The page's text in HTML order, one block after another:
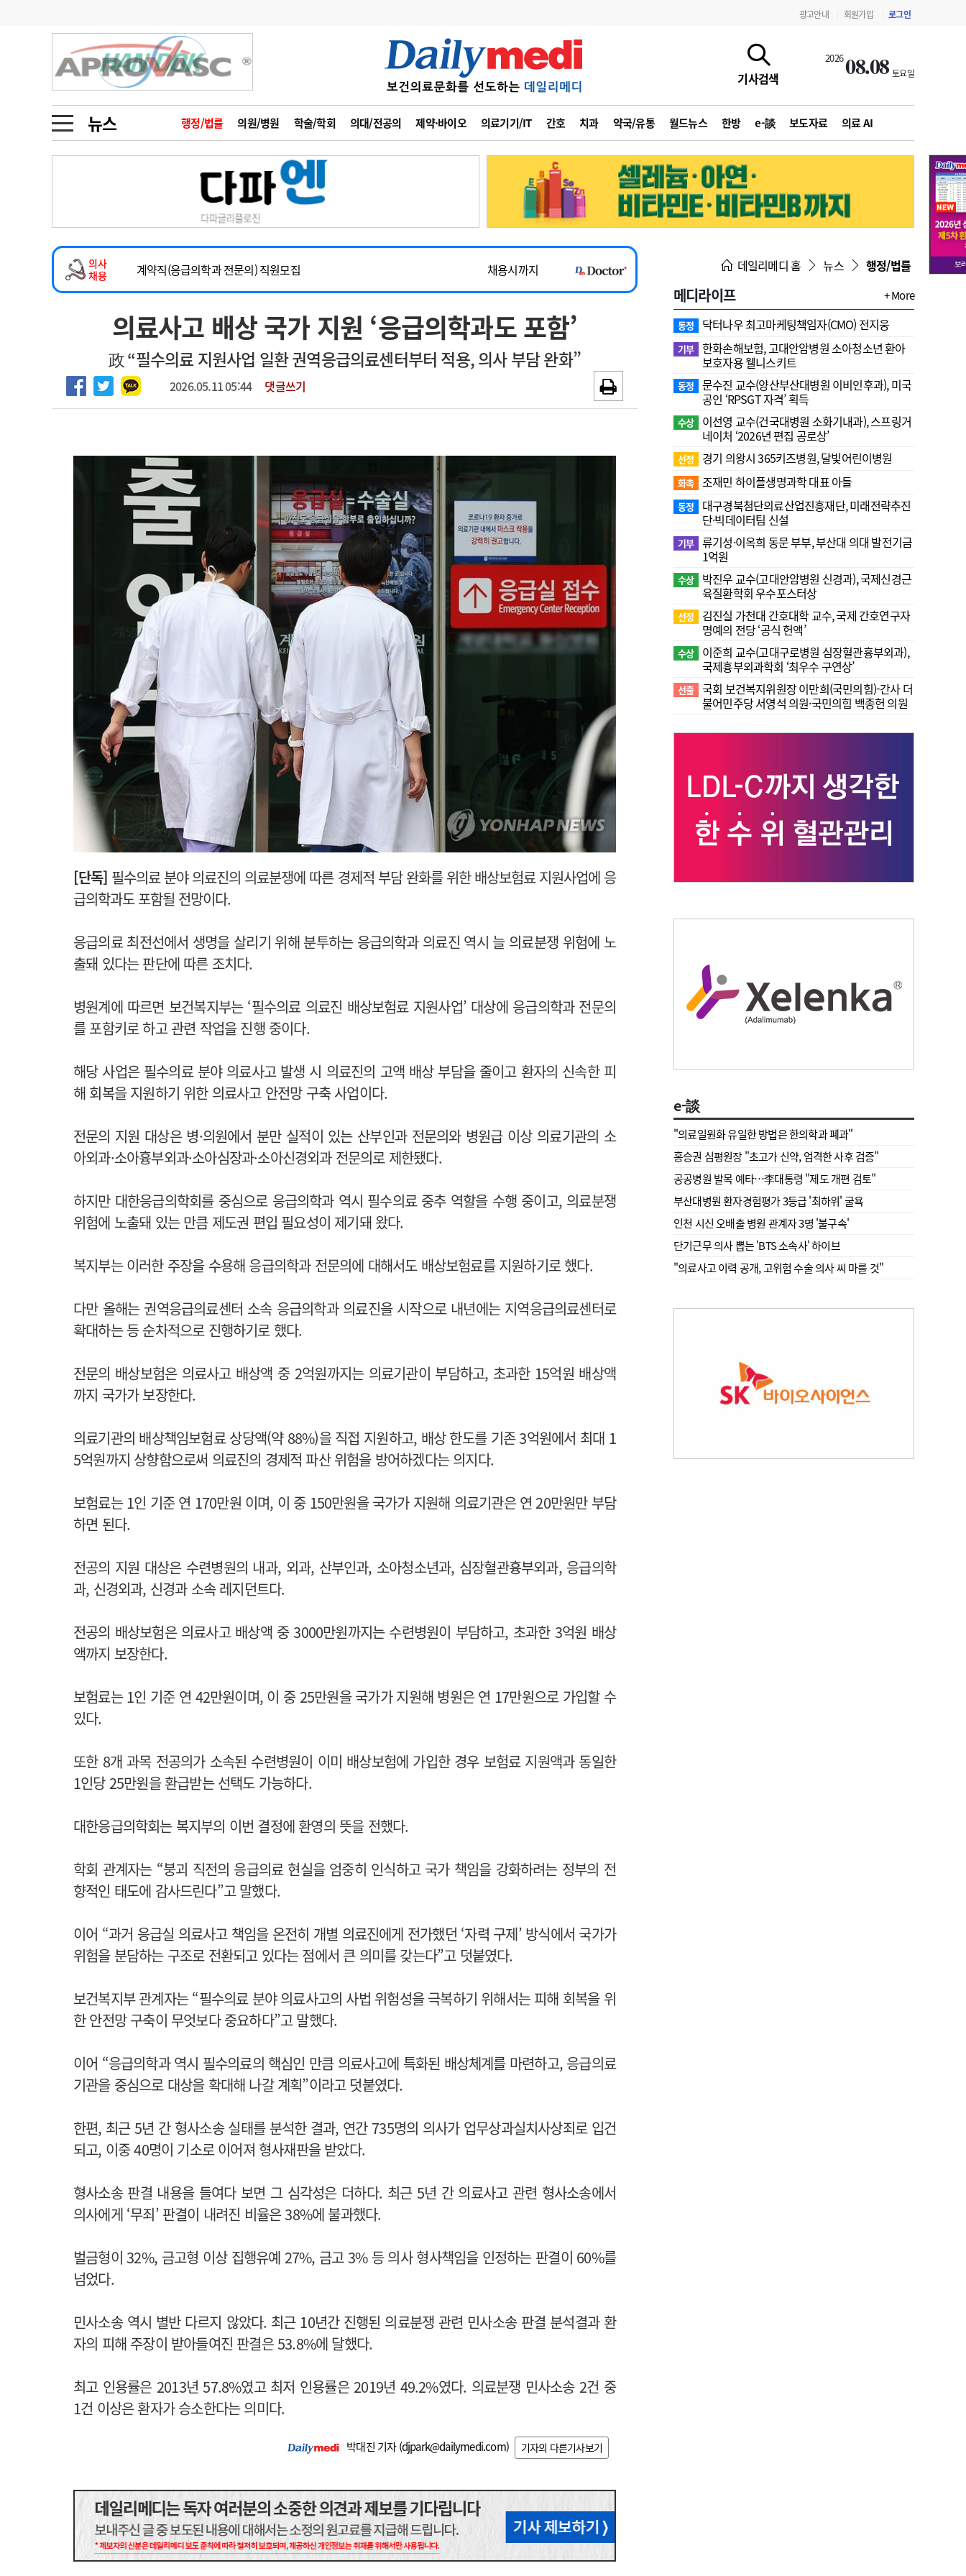
광고안내 회원가입 로그인
기사검색
202608.08 토요일
뉴스 행정/법률 의원/병원 학술/학회 의대/전공의 제약·바이오 의료기기/IT 간호 치과 약국/유통 월드뉴스 한방 e-談 보도자료 의료 AI
금주의 검색어
1
의사인력 수급 추계
2
성분명 처방
3
AI의료
4
전공의 모집 결과
6
관리급여 실시
지필공 지원책
수련환경 개선
의과대학 입시
메디인포 인사 사고
오피니언 칼럼 수첩
인물 초대석 피플
동영상뉴스
포토뉴스
메디 Hospital 지역병원 중소병원
인포메이션 행정처분 판례 정책/통계 공시 지침·기준·평가 약제급여 심사 결과
회사소개 법적고지 광고안내
의사
채용
2026년 하반기 인턴 모집
~2026-08-31
마취통증의학과 임기제 임상의사 채용
채용시까지
계약직(응급의학과 전문의) 직원모집
채용시까지
하반기 전공의(레지던트1년차) 모집
~2026-08-15
2026년 하반기 인턴 모집
~2026-08-31
마취통증의학과 임기제 임상의사 채용
채용시까지
의료사고 배상 국가 지원 ‘응급의학과도 포함’
政 “필수의료 지원사업 일환 권역응급의료센터부터 적용, 의사 부담 완화”
2026.05.11 05:44 댓글쓰기
[단독] 필수의료 분야 의료진의 의료분쟁에 따른 경제적 부담 완화를 위한 배상보험료 지원사업에 응
급의학과도 포함될 전망이다.
응급의료 최전선에서 생명을 살리기 위해 분투하는 응급의학과 의료진 역시 늘 의료분쟁 위험에 노
출돼 있다는 판단에 따른 조치다.
병원계에 따르면 보건복지부는 ‘필수의료 의료진 배상보험료 지원사업’ 대상에 응급의학과 전문의
를 포함키로 하고 관련 작업을 진행 중이다.
해당 사업은 필수의료 분야 의료사고 발생 시 의료진의 고액 배상 부담을 줄이고 환자의 신속한 피
해 회복을 지원하기 위한 의료사고 안전망 구축 사업이다.
전문의 지원 대상은 병·의원에서 분만 실적이 있는 산부인과 전문의와 병원급 이상 의료기관의 소
아외과·소아흉부외과·소아심장과·소아신경외과 전문의로 제한됐다.
하지만 대한응급의학회를 중심으로 응급의학과 역시 필수의료 중추 역할을 수행 중이고, 의료분쟁
위험에 노출돼 있는 만큼 제도권 편입 필요성이 제기돼 왔다.
복지부는 이러한 주장을 수용해 응급의학과 전문의에 대해서도 배상보험료를 지원하기로 했다.
다만 올해는 권역응급의료센터 소속 응급의학과 의료진을 시작으로 내년에는 지역응급의료센터로
확대하는 등 순차적으로 진행하기로 했다.
전문의 배상보험은 의료사고 배상액 중 2억원까지는 의료기관이 부담하고, 초과한 15억원 배상액
까지 국가가 보장한다.
의료기관의 배상책임보험료 상당액(약 88%)을 직접 지원하고, 배상 한도를 기존 3억원에서 최대 1
5억원까지 상향함으로써 의료진의 경제적 파산 위험을 방어하겠다는 의지다.
보험료는 1인 기준 연 170만원 이며, 이 중 150만원을 국가가 지원해 의료기관은 연 20만원만 부담
하면 된다.
전공의 지원 대상은 수련병원의 내과, 외과, 산부인과, 소아청소년과, 심장혈관흉부외과, 응급의학
과, 신경외과, 신경과 소속 레지던트다.
전공의 배상보험은 의료사고 배상액 중 3000만원까지는 수련병원이 부담하고, 초과한 3억원 배상
액까지 보장한다.
보험료는 1인 기준 연 42만원이며, 이 중 25만원을 국가가 지원해 병원은 연 17만원으로 가입할 수
있다.
또한 8개 과목 전공의가 소속된 수련병원이 이미 배상보험에 가입한 경우 보험료 지원액과 동일한
1인당 25만원을 환급받는 선택도 가능하다.
대한응급의학회는 복지부의 이번 결정에 환영의 뜻을 전했다.
학회 관계자는 “붕괴 직전의 응급의료 현실을 엄중히 인식하고 국가 책임을 강화하려는 정부의 전
향적인 태도에 감사드린다”고 말했다.
이어 “과거 응급실 의료사고 책임을 온전히 개별 의료진에게 전가했던 ‘자력 구제’ 방식에서 국가가
위험을 분담하는 구조로 전환되고 있다는 점에서 큰 의미를 갖는다”고 덧붙였다.
보건복지부 관계자는 “필수의료 분야 의료사고의 사법 위험성을 극복하기 위해서는 피해 회복을 위
한 안전망 구축이 무엇보다 중요하다”고 말했다.
이어 “응급의학과 역시 필수의료의 핵심인 만큼 의료사고에 특화된 배상체계를 마련하고, 응급의료
기관을 중심으로 대상을 확대해 나갈 계획”이라고 덧붙였다.
한편, 최근 5년 간 형사소송 실태를 분석한 결과, 연간 735명의 의사가 업무상과실치사상죄로 입건
되고, 이중 40명이 기소로 이어져 형사재판을 받았다.
형사소송 판결 내용을 들여다 보면 그 심각성은 더하다. 최근 5년 간 의료사고 관련 형사소송에서
의사에게 ‘무죄’ 판결이 내려진 비율은 38%에 불과했다.
벌금형이 32%, 금고형 이상 집행유예 27%, 금고 3% 등 의사 형사책임을 인정하는 판결이 60%를
넘었다.
민사소송 역시 별반 다르지 않았다. 최근 10년간 진행된 의료분쟁 관련 민사소송 판결 분석결과 환
자의 피해 주장이 받아들여진 판결은 53.8%에 달했다.
최고 인용률은 2013년 57.8%였고 최저 인용률은 2019년 49.2%였다. 의료분쟁 민사소송 2건 중
1건 이상은 환자가 승소한다는 의미다.
박대진 기자 (djpark@dailymedi.com) 기자의 다른기사보기
데일리메디 홈 뉴스 행정/법률
메디라이프 + More
동정 닥터나우 최고마케팅책임자(CMO) 전지웅
기부 한화손해보험, 고대안암병원 소아청소년 환아
보호자용 웰니스키트
동정
문수진 교수( 양산부산대병원 이비인후과), 미국
공인 ‘RPSGT 자격’ 획득
수상
이선영 교수(건국대병원 소화기내과), 스프링거
네이처 ‘2026년 편집 공로상’
선정 경기 의왕시 365키즈병원, 달빛어린이병원
화촉 조재민 하이플생명과학 대표 아들
동정
대구경북첨단의료산업진흥재단, 미래전략추진
단·빅데이터팀 신설
기부 류기성·이옥희 동문 부부, 부산대 의대 발전기금
1억원
수상
박진우 교수(고대안암병원 신경과), 국제신경근
육질환학회 우수포스터상
선정
김진실 가천대 간호대학 교수, 국제 간호연구자
명예의 전당 ‘공식 헌액’
수상
이준희 교수(고대구로병원 심장혈관흉부외과),
국제흉부외과학회 ‘최우수 구연상’
선출 국회 보건복지위원장 이만희(국민의힘)-간사 더
불어민주당 서영석 의원·국민의힘 백종헌 의원
e-談
"의료일원화 유일한 방법은 한의학과 폐과"
홍승권 심평원장 " 초고가 신약, 엄격한 사후 검증"
공공병원 발목 예타…李대통령 "제도 개편 검토"
부산대병원 환자경험평가 3등급 '최하위' 굴욕
인천 시신 오배출 병원 관계자 3명 '불구속'
단기근무 의사 뽑는 'BTS 소속사' 하이브
"의료사고 이력 공개, 고위험 수술 의사 씨 마를 것"